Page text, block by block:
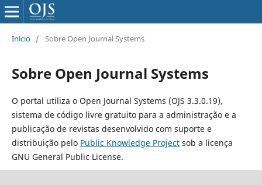
Início / Sobre Open Journal Systems
Sobre Open Journal Systems
O portal utiliza o Open Journal Systems (OJS 3.3.0.19),
sistema de código livre gratuito para a administração e a
publicação de revistas desenvolvido com suporte e
distribuição pelo Public Knowledge Projectsob a licença
GNU General Public License.